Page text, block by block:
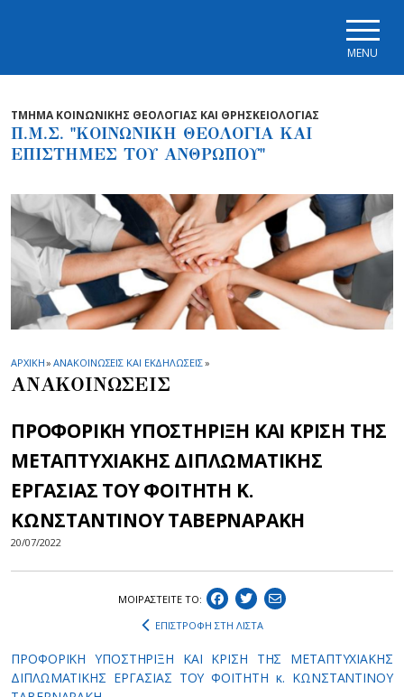
MENU
ΤΜΗΜΑ ΚΟΙΝΩΝΙΚΗΣ ΘΕΟΛΟΓΙΑΣ ΚΑΙ ΘΡΗΣΚΕΙΟΛΟΓΙΑΣ
Π.Μ.Σ. "ΚΟΙΝΩΝΙΚΗ ΘΕΟΛΟΓΙΑ ΚΑΙ
ΕΠΙΣΤΗΜΕΣ ΤΟΥ ΑΝΘΡΩΠΟΥ"
ΑΡΧΙΚΗ» ΑΝΑΚΟΙΝΩΣΕΙΣ ΚΑΙ ΕΚΔΗΛΩΣΕΙΣ»
ΑΝΑΚΟΙΝΩΣΕΙΣ
ΠΡΟΦΟΡΙΚΗ ΥΠΟΣΤΗΡΙΞΗ ΚΑΙ ΚΡΙΣΗ ΤΗΣ
ΜΕΤΑΠΤΥΧΙΑΚΗΣ ΔΙΠΛΩΜΑΤΙΚΗΣ
ΕΡΓΑΣΙΑΣ ΤΟΥ ΦΟΙΤΗΤΗ Κ.
ΚΩΝΣΤΑΝΤΙΝΟΥ ΤΑΒΕΡΝΑΡΑΚΗ
20/07/2022
ΜΟΙΡΑΣΤEIΤΕ ΤΟ:
ΕΠΙΣΤΡΟΦΗ ΣΤΗ ΛΙΣΤΑ
ΠΡΟΦΟΡΙΚΗ ΥΠΟΣΤΗΡΙΞΗ ΚΑΙ ΚΡΙΣΗ ΤΗΣ ΜΕΤΑΠΤΥΧΙΑΚΗΣ
ΔΙΠΛΩΜΑΤΙΚΗΣ ΕΡΓΑΣΙΑΣ ΤΟΥ ΦΟΙΤΗΤΗ κ. ΚΩΝΣΤΑΝΤΙΝΟΥ